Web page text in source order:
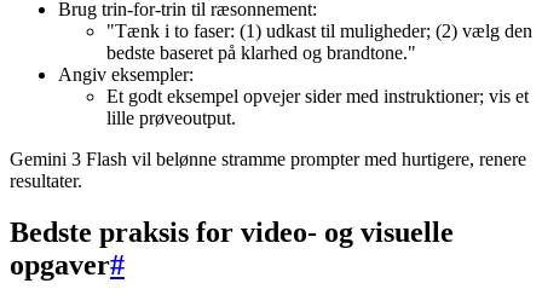
Brug trin-for-trin til ræsonnement:
"Tænk i to faser: (1) udkast til muligheder; (2) vælg den
bedste baseret på klarhed og brandtone."
Angiv eksempler:
Et godt eksempel opvejer sider med instruktioner; vis et
lille prøveoutput.
Gemini 3 Flash vil belønne stramme prompter med hurtigere, renere
resultater.
Bedste praksis for video- og visuelle
opgaver#